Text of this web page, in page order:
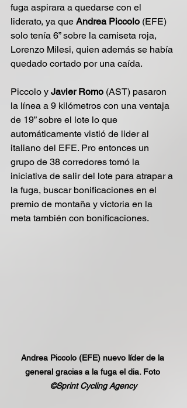
fuga aspirara a quedarse con el
liderato, ya que Andrea Piccolo (EFE)
solo tenía 6” sobre la camiseta roja,
Lorenzo Milesi, quien además se había
quedado cortado por una caída.
Piccolo y Javier Romo (AST) pasaron
la línea a 9 kilómetros con una ventaja
de 19” sobre el lote lo que
automáticamente vistió de lider al
italiano del EFE. Pro entonces un
grupo de 38 corredores tomó la
iniciativa de salir del lote para atrapar a
la fuga, buscar bonificaciones en el
premio de montaña y victoria en la
meta también con bonificaciones.
Andrea Piccolo (EFE) nuevo líder de la
general gracias a la fuga el dia. Foto
©Sprint Cycling Agency